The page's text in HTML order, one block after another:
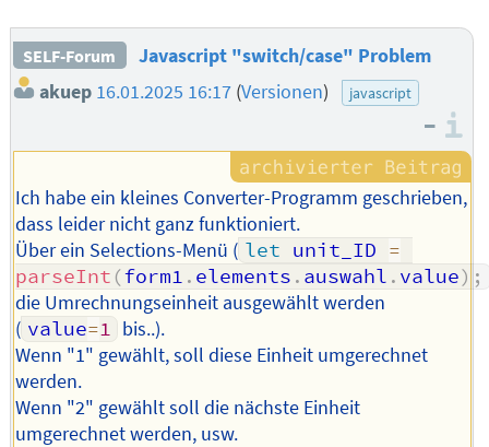
SELF-Forum
Javascript "switch/case" Problem
akuep 16.01.2025 16:17 (Versionen) javascript
–
Ich habe ein kleines Converter-Programm geschrieben,
dass leider nicht ganz funktioniert.
Über ein Selections-Menü ( let unit_ID =
parseInt (form1 . elements . auswahl . value) ;
die Umrechnungseinheit ausgewählt werden
( value=1 bis..).
Wenn "1" gewählt, soll diese Einheit umgerechnet
werden.
Wenn "2" gewählt soll die nächste Einheit
umgerechnet werden, usw.